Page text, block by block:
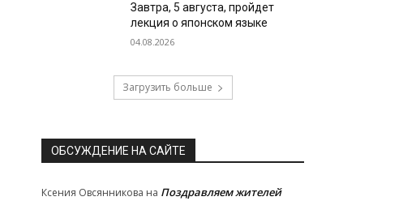
Завтра, 5 августа, пройдет
лекция о японском языке
04.08.2026
Загрузить больше
ОБСУЖДЕНИЕ НА САЙТЕ
Ксения Овсянникова на Поздравляем жителей